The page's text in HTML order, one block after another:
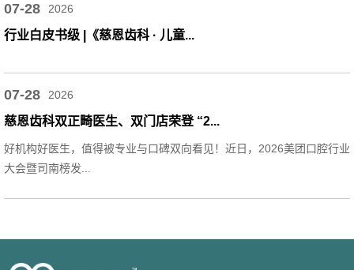
07-28 2026
行业白皮书级 |《慈恩齿科 · 儿童...
07-28 2026
慈恩齿科双正畸医生、双门店荣登 “2...
好机构好医生，值得被专业与口碑双向看见！近日，2026美团口腔行业
大会暨司南榜发...